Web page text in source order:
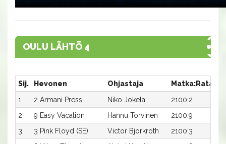
OULU LÄHTÖ 4
Sij. Hevonen Ohjastaja Matka:Rata
1
2 Armani Press Niko Jokela 2100:2
2
9 Easy Vacation Hannu Torvinen 2100:9
3
3 Pink Floyd (SE) Victor Björkroth 2100:3